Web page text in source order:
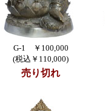
G-1 ￥100,000
(税込￥110,000)
売り切れ